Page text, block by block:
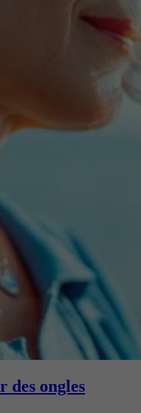
des ongles